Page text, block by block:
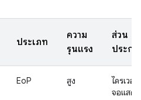
ประเภท
ความ
รุนแรง
ส่วน
ประก
EoP สูง
ไดรเวอร์
จอแสด